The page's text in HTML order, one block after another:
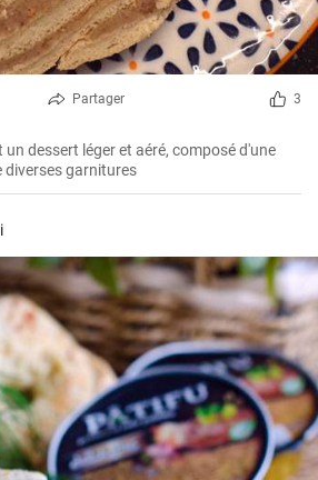
Partager 3
dessert léger et aéré, composé d'une
diverses garnitures